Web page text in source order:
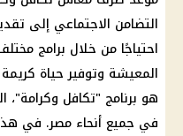
التضامن الاجتماعي إلى
احتياجًا من خلال برامج
المعيشة وتوفير حياة
هو برنامج "تكافل وكرامة"،
في جميع أنحاء مصر. في هذا